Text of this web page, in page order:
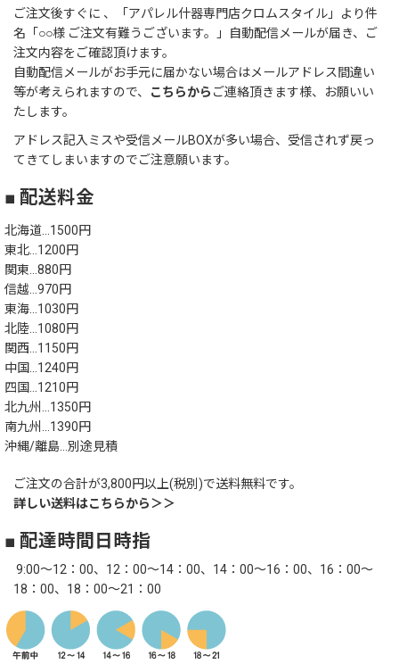
ご注文後すぐに 、「アパレル什器専門店クロムスタイル」より件
名「○○様 ご注文有難うございます。」自動配信メールが届き、ご
注文内容をご確認頂けます。
自動配信メールがお手元に届かない場合はメールアドレス間違い
等が考えられますので、
こちらから ご連絡頂きます様、お願いい
たします。
アドレス記入ミスや受信メールBOXが多い場合、受信されず戻っ
てきてしまいますのでご注意願います。
■ 配送料金
北海道…1500円
東北…1200円
関東…880円
信越…970円
東海…1030円
北陸…1080円
関西…1150円
中国…1240円
四国…1210円
北九州…1350円
南九州…1390円
沖縄/離島…別途見積
ご注文の合計が3,800円以上(税別)で送料無料です。
詳しい送料はこちらから＞＞
■ 配達時間日時指
9:00～12：00、12：00～14：00、14：00～16：00、16：00～
18：00、18：00～21：00